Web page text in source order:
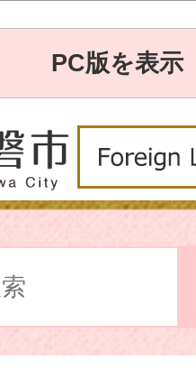
PC版を表示